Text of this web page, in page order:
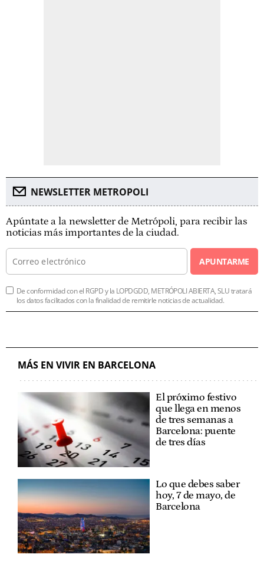
NEWSLETTER METROPOLI
Apúntate a la newsletter de Metrópoli, para recibir las
noticias más importantes de la ciudad.
APUNTARME
De conformidad con el RGPD y la LOPDGDD, METRÓPOLI ABIERTA, SLU tratará
los datos facilitados con la finalidad de remitirle noticias de actualidad.
MÁS EN VIVIR EN BARCELONA
El próximo festivo
que llega en menos
de tres semanas a
Barcelona: puente
de tres días
Lo que debes saber
hoy, 7 de mayo, de
Barcelona